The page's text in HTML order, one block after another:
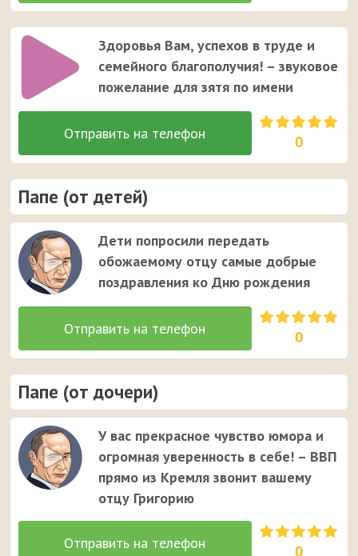
Здоровья Вам, успехов в труде и
семейного благополучия! – звуковое
пожелание для зятя по имени
0
Папе (от детей)
Дети попросили передать
обожаемому отцу самые добрые
поздравления ко Дню рождения
0
Папе (от дочери)
У вас прекрасное чувство юмора и
огромная уверенность в себе! – ВВП
прямо из Кремля звонит вашему
отцу Григорию
0